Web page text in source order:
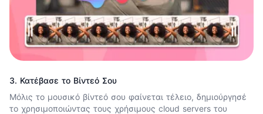
3. Κατέβασε το Βίντεό Σου
Μόλις το μουσικό βίντεό σου φαίνεται τέλειο, δημιούργησέ
το χρησιμοποιώντας τους χρήσιμους cloud servers του